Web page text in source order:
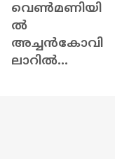
വെൺമണിയി
ൽ
അച്ചൻകോവി
ലാറിൽ